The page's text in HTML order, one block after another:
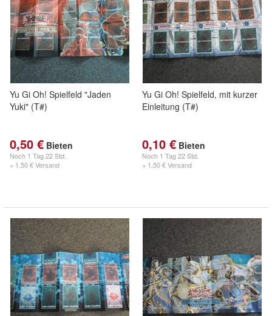
Yu Gi Oh! Spielfeld "Jaden
Yuki" (T#)
0,50 € Bieten
Noch 1 Tag 22 Std.
+ 1,50 € Versand
Yu Gi Oh! Spielfeld, mit kurzer
Einleitung (T#)
0,10 € Bieten
Noch 1 Tag 22 Std.
+ 1,50 € Versand